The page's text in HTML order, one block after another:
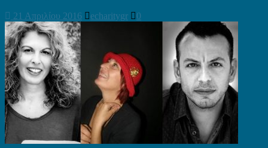
21 Απριλίου 2016 echaritygr 0